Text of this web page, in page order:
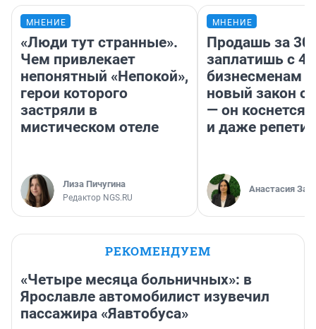
МНЕНИЕ
«Люди тут странные».
Чем привлекает
непонятный «Непокой»,
герои которого
застряли в
мистическом отеле
Лиза Пичугина
Редактор NGS.RU
МНЕНИЕ
Продашь за
заплатишь с
бизнесменам
новый закон о
— он коснется
и даже
Анастасия
РЕКОМЕНДУЕМ
«Четыре месяца больничных»: в
Ярославле автомобилист изувечил
пассажира «Яавтобуса»